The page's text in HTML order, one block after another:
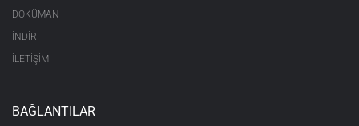
DOKÜMAN
İNDİR
İLETİŞİM
BAĞLANTILAR